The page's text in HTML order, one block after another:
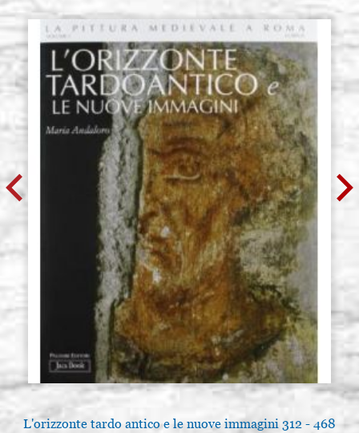
L'orizzonte tardo antico e le nuove immagini 312 - 468